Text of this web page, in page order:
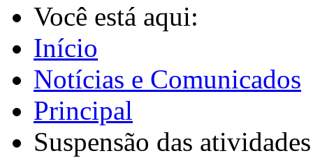
Você está aqui:
Início
Notícias e Comunicados
Principal
Suspensão das